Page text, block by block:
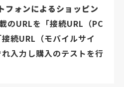
フォンによるショッピン
のURLを「接続URL（PC
続URL（モバイルサイ
入力し購入のテストを行